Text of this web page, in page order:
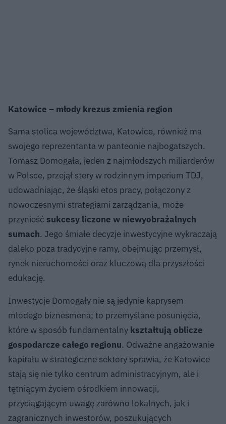
Katowice – młody krezus zmienia region
Sama stolica województwa, Katowice, również ma
swojego reprezentanta w panteonie najbogatszych.
Tomasz Domogała, jeden z najmłodszych miliarderów
w Polsce, przejął stery w rodzinnym imperium TDJ,
udowadniając, że śląski etos pracy, połączony z
nowoczesnymi strategiami zarządzania, może
przynieść sukcesy liczone w niewyobrażalnych
sumach. Jego śmiałe decyzje inwestycyjne wykraczają
daleko poza tradycyjne ramy, obejmując przemysł,
rynek nieruchomości oraz kluczową dla przyszłości
edukację.
Inwestycje Domogały nie są jedynie kaprysem
młodego biznesmena; to przemyślane posunięcia,
które w sposób fundamentalny kształtują oblicze
gospodarcze całego regionu. Odważne angażowanie
kapitału w strategiczne sektory sprawia, że Katowice
stają się nie tylko centrum administracyjnym, ale i
tętniącym życiem ośrodkiem innowacji,
przyciągającym uwagę zarówno lokalnych, jak i
zagranicznych inwestorów, poszukujących